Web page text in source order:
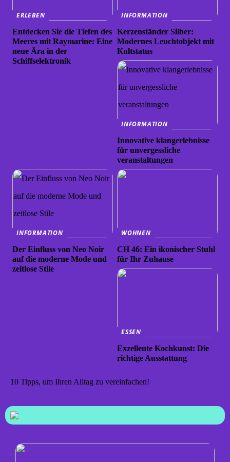
ERLEBEN
Entdecken Sie die Tiefen des
Meeres mit Raymarine: Eine
neue Ära in der
Schiffselektronik
INFORMATION
Kerzenständer Silber:
Modernes Leuchtobjekt mit
Kultstatus
INFORMATION
Innovative klangerlebnisse
für unvergessliche
veranstaltungen
INFORMATION
Der Einfluss von Neo Noir
auf die moderne Mode und
zeitlose Stile
WOHNEN
CH 46: Ein ikonischer Stuhl
für Ihr Zuhause
ESSEN
Exzellente Kochkunst: Die
richtige Ausstattung
10 Tipps, um Ihren Alltag zu vereinfachen!